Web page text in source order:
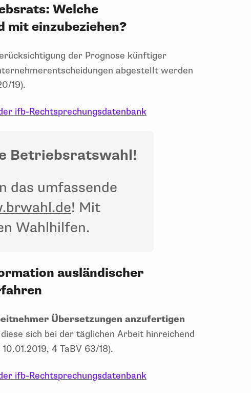
Welche
mit einzubeziehen?
der Prognose künftiger
abgestellt werden
19).
ifb-Rechtsprechungsdatenbank
Betriebsratswahl!
das umfassende
! Mit
Wahlhilfen.
ausländischer
Übersetzungen anzufertigen
sich bei der täglichen Arbeit hinreichend
4 TaBV 63/18).
ifb-Rechtsprechungsdatenbank